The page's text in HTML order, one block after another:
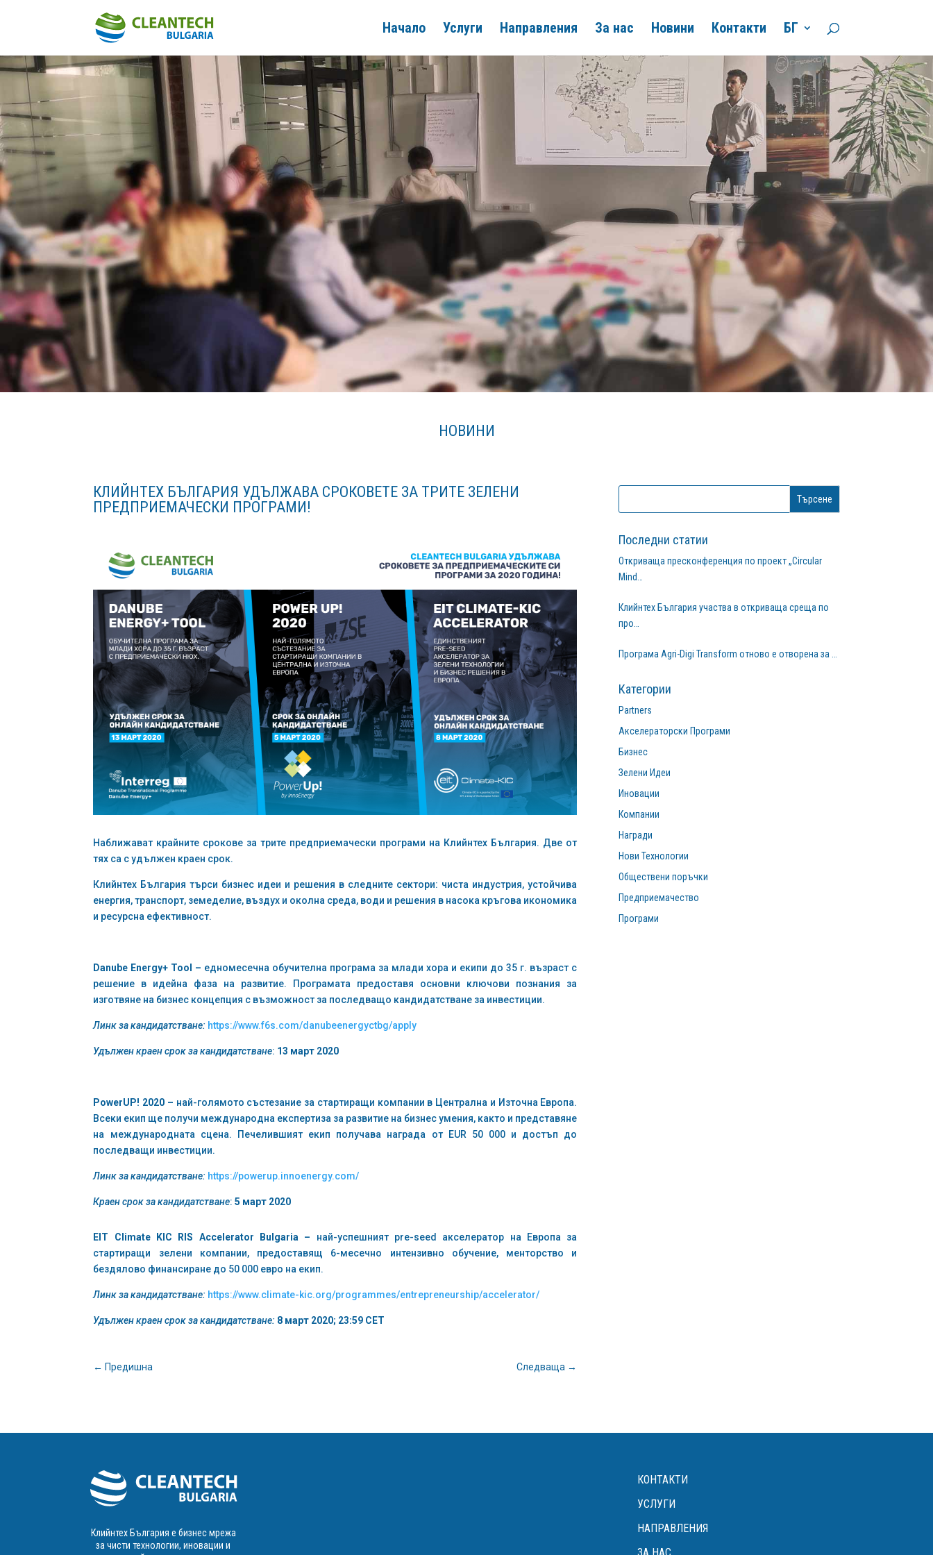
Начало Услуги Направления За нас Новини Контакти БГ
НОВИНИ
КЛИЙНТЕХ БЪЛГАРИЯ УДЪЛЖАВА СРОКОВЕТЕ ЗА ТРИТЕ ЗЕЛЕНИ
ПРЕДПРИЕМАЧЕСКИ ПРОГРАМИ!
Наближават крайните срокове за трите предприемачески програми на Клийнтех България. Две от
тях са с удължен краен срок.
Клийнтех България търси бизнес идеи и решения в следните сектори: чиста индустрия, устойчива
енергия, транспорт, земеделие, въздух и околна среда, води и решения в насока кръгова икономика
и ресурсна ефективност.
Danube Energy+ Tool – едномесечна обучителна програма за млади хора и екипи до 35 г. възраст с
решение в идейна фаза на развитие. Програмата предоставя основни ключови познания за
изготвяне на бизнес концепция с възможност за последващо кандидатстване за инвестиции.
Линк за кандидатстване: https://www.f6s.com/danubeenergyctbg/apply
Удължен краен срокза кандидатстване: 13 март 2020
PowerUP! 2020 – най-голямото състезание за стартиращи компании в Централна и Източна Европа.
Всеки екип ще получи международна експертиза за развитие на бизнес умения, както и представяне
на международната сцена. Печелившият екип получава награда от EUR 50 000 и достъп до
последващи инвестиции.
Линк за кандидатстване: https://powerup.innoenergy.com/
Краен срок за кандидатстване:5 март 2020
EIT Climate KIC RIS Accelerator Bulgaria – най-успешният pre-seed акселератор на Европа за
стартиращи зелени компании, предоставящ 6-месечно интензивно обучение, менторство и
бездялово финансиране до 50 000 евро на екип.
Линк за кандидатстване: https://www.climate-kic.org/programmes/entrepreneurship/accelerator/
Удължен краен срок за кандидатстване: 8 март 2020; 23:59 CET
← Предишна Следваща →
Последни статии
Откриваща пресконференция по проект „Circular
Mind…
Клийнтех България участва в откриваща среща по
про…
Програма Agri-Digi Transform отново е отворена за …
Категории
Partners
Акселераторски Програми
Бизнес
Зелени Идеи
Иновации
Компании
Награди
Нови Технологии
Обществени поръчки
Предприемачество
Програми
Клийнтех България е бизнес мрежа
за чисти технологии, иновации и
КОНТАКТИ
УСЛУГИ
НАПРАВЛЕНИЯ